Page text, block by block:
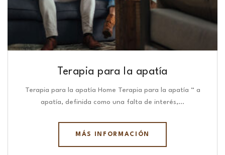
Terapia para la apatía
Terapia para la apatía Home Terapia para la apatía “ a
apatía, definida como una falta de interés,…
MÁS INFORMACIÓN